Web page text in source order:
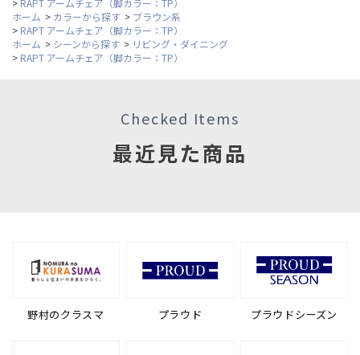
ホーム > カラーから探す > ブラウン系
> RAPT アームチェア（脚カラー：TP）
ホーム > シーンから探す > リビング・ダイニング
> RAPT アームチェア（脚カラー：TP）
Checked Items
最近見た商品
野村のクラスマ プラウド プラウドシーズン